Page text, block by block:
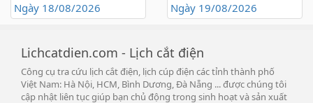
Ngày 18/08/2026
Ngày 19/08/2026
Lichcatdien.com - Lịch cắt điện
Công cụ tra cứu lịch cắt điện, lịch cúp điện các tỉnh thành phố
Việt Nam: Hà Nội, HCM, Bình Dương, Đà Nẵng ... được chúng tôi
cập nhật liên tục giúp bạn chủ động trong sinh hoạt và sản xuất